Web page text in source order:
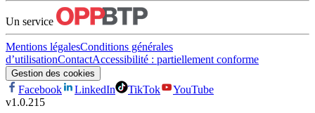
Un service
Mentions légalesConditions générales
d’utilisationContactAccessibilité : partiellement conforme
Gestion des cookies
Facebook LinkedIn TikTok
YouTube
v1.0.215